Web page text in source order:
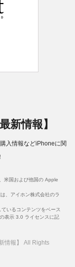
新情報】
入情報などiPhoneに関
米国および他国の Apple
、アイホン株式会社のラ
いるコンテンツをベース
表示 3.0 ライセンスに記
情報】 All Rights